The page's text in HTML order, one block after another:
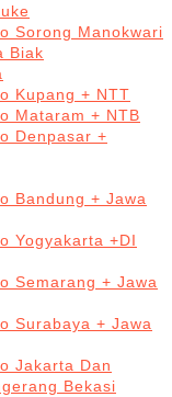
Sorong Manokwari
Biak
Kupang + NTT
Mataram + NTB
Denpasar +
Bandung + Jawa
Yogyakarta +DI
Semarang + Jawa
Surabaya + Jawa
Jakarta Dan
Bekasi